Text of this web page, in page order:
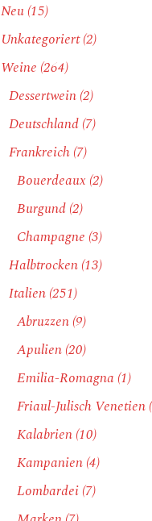
Neu(15)
Unkategoriert(2)
Weine (264)
Dessertwein(2)
Deutschland(7)
Frankreich(7)
Bouerdeaux (2)
Burgund(2)
Champagne (3)
Halbtrocken(13)
Italien(251)
Abruzzen(9)
Apulien(20)
Emilia-Romagna (1)
Friaul-Julisch Venetien
Kalabrien(10)
Kampanien(4)
Lombardei(7)